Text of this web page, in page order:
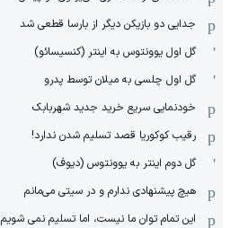
جدایی دو بازیکن دیگر از بارسا قطعی شد
گل اول یوونتوس به اینتر (کنسیسائو)
گل اول چلسی به میلان توسط پدرو
خودنمایی سریع خرید جدید شهربابک
رقیب کوکوریا قصد تسلیم شدن ندارد!
گل دوم اینتر به یوونتوس (دیوف)
هیچ پیشنهادی ندارم و در سیتی می‌مانم
این تمام توان ما نیست، اما تسلیم نمی شویم